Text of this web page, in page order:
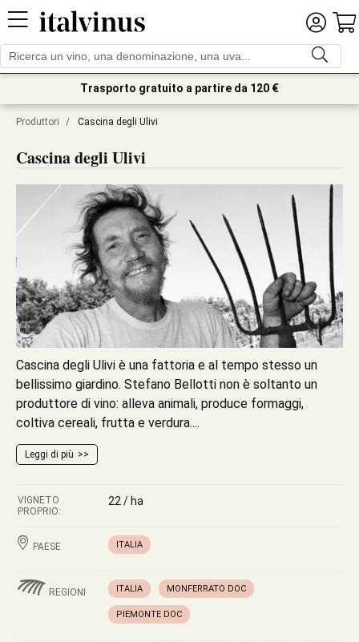
Trasporto gratuito a partire da 120 €
Produttori / Cascina degli Ulivi
Cascina degli Ulivi
Cascina degli Ulivi è una fattoria e al tempo stesso un
bellissimo giardino. Stefano Bellotti non è soltanto un
produttore di vino: alleva animali, produce formaggi,
coltiva cereali, frutta e verdura....
Leggi di più
VIGNETO
PROPRIO:
22 / ha
PAESE ITALIA
REGIONI ITALIA MONFERRATO DOC
PIEMONTE DOC